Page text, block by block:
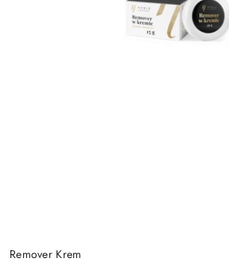
Remover Krem